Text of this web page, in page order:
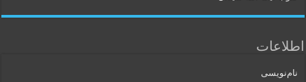
اطلاعات
نام‌نویسی